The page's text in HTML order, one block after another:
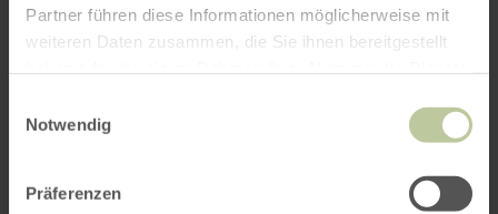
Partner führen diese Informationen möglicherweise mit
weiteren Daten zusammen, die Sie ihnen bereitgestellt
Notwendig
Präferenzen